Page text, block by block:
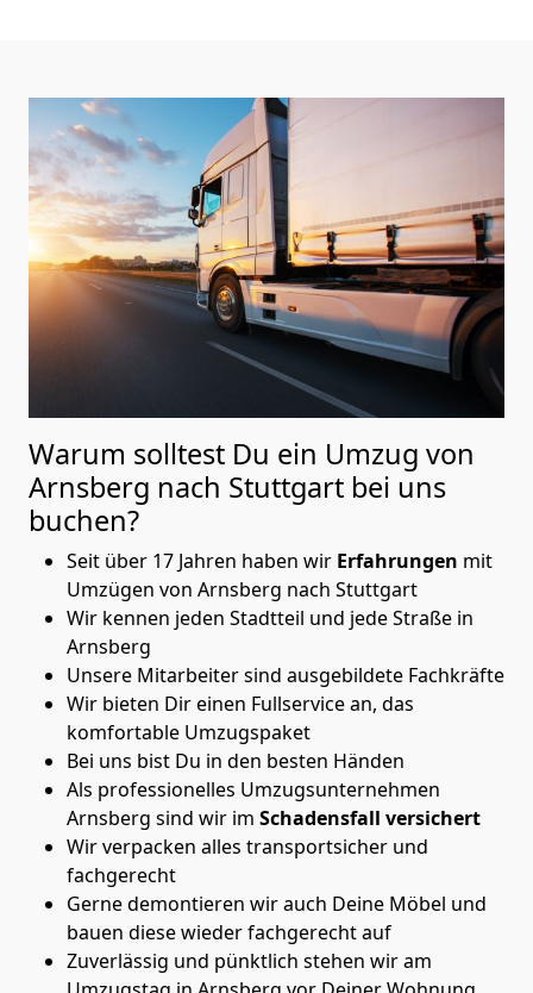
Warum solltest Du ein Umzug von
Arnsberg nach Stuttgart bei uns
buchen?
Seit über 17 Jahren haben wir Erfahrungen mit
Umzügen von Arnsberg nach Stuttgart
Wir kennen jeden Stadtteil und jede Straße in
Arnsberg
Unsere Mitarbeiter sind ausgebildete Fachkräfte
Wir bieten Dir einen Fullservice an, das
komfortable Umzugspaket
Bei uns bist Du in den besten Händen
Als professionelles Umzugsunternehmen
Arnsberg sind wir im Schadensfall versichert
Wir verpacken alles transportsicher und
fachgerecht
Gerne demontieren wir auch Deine Möbel und
bauen diese wieder fachgerecht auf
Zuverlässig und pünktlich stehen wir am